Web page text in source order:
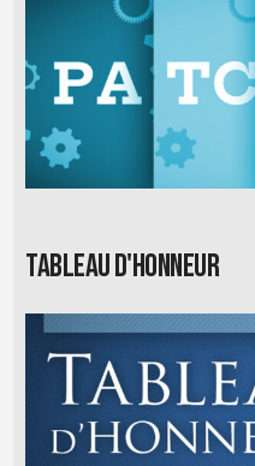
Tableau d'honneur